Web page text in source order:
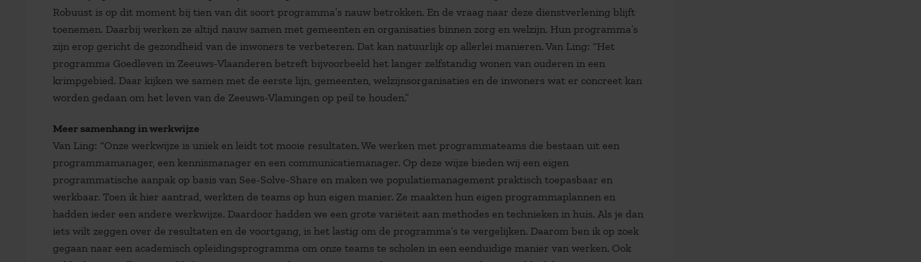
Robuust is op dit moment bij tien van dit soort programma’s nauw betrokken. En de vraag naar deze dienstverlening blijft
toenemen. Daarbij werken ze altijd nauw samen met gemeenten en organisaties binnen zorg en welzijn. Hun programma’s
zijn erop gericht de gezondheid van de inwoners te verbeteren. Dat kan natuurlijk op allerlei manieren. Van Ling: “Het
programma Goedleven in Zeeuws-Vlaanderen betreft bijvoorbeeld het langer zelfstandig wonen van ouderen in een
krimpgebied. Daar kijken we samen met de eerste lijn, gemeenten, welzijnsorganisaties en de inwoners wat er concreet kan
worden gedaan om het leven van de Zeeuws-Vlamingen op peil te houden.”
Meer samenhang in werkwijze
Van Ling: “Onze werkwijze is uniek en leidt tot mooie resultaten. We werken met programmateams die bestaan uit een
programmamanager, een kennismanager en een communicatiemanager. Op deze wijze bieden wij een eigen
programmatische aanpak op basis van See-Solve-Share en maken we populatiemanagement praktisch toepasbaar en
werkbaar. Toen ik hier aantrad, werkten de teams op hun eigen manier. Ze maakten hun eigen programmaplannen en
hadden ieder een andere werkwijze. Daardoor hadden we een grote variëteit aan methodes en technieken in huis. Als je dan
iets wilt zeggen over de resultaten en de voortgang, is het lastig om de programma’s te vergelijken. Daarom ben ik op zoek
gegaan naar een academisch opleidingsprogramma om onze teams te scholen in een eenduidige manier van werken. Ook